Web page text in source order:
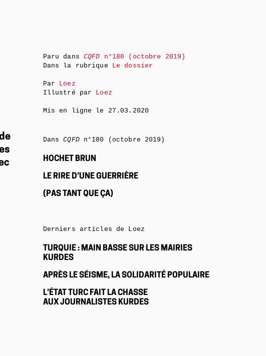
Paru dans CQFD n°180 (octobre 2019)
Dans la rubrique Le dossier
Par Loez
Illustré par Loez
Mis en ligne le 27.03.2020
DansCQFDn°180 (octobre 2019)
HOCHET BRUN
LE RIRE D’UNE GUERRIÈRE
(PAS TANT QUE ÇA)
Derniers articles de Loez
TURQUIE : MAIN BASSE SUR LES MAIRIES
KURDES
APRÈS LE SÉISME, LA SOLIDARITÉ POPULAIRE
L’ÉTAT TURC FAIT LA CHASSE
AUX JOURNALISTES KURDES